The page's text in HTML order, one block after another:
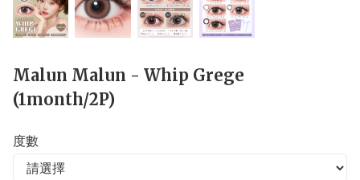
Malun Malun - Whip Grege
(1month/2P)
度數